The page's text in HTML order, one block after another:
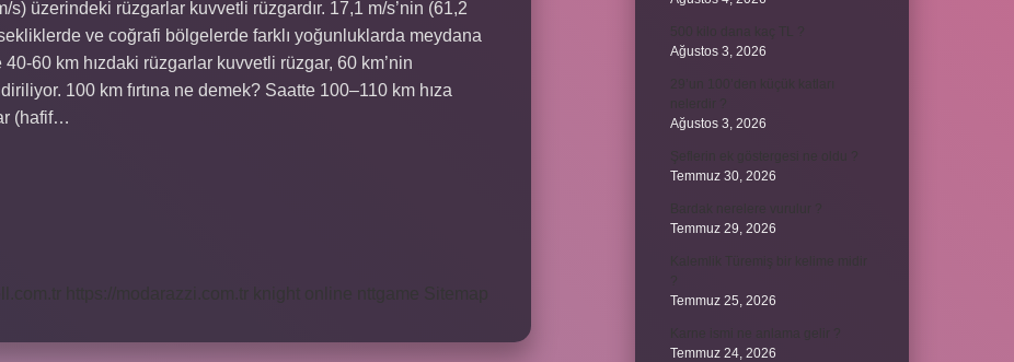
üzerindeki rüzgarlar kuvvetli rüzgardır. 17,1 m/s’nin (61,2
ve coğrafi bölgelerde farklı yoğunluklarda meydana
60 km hızdaki rüzgarlar kuvvetli rüzgar, 60 km’nin
100 km fırtına ne demek? Saatte 100–110 km hıza
(hafif…
Ağustos 3, 2026
Ağustos 3, 2026
Temmuz 30, 2026
Temmuz 29, 2026
Temmuz 25, 2026
Temmuz 24, 2026